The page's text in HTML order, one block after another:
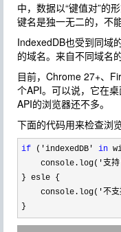
中，数据以“键值对”的
键名是独一无二的，不
IndexedDB也受到同域
的域名。来自不同域名
目前，Chrome 27+、
个API。可以说，它在
API的浏览器还不多。
下面的代码用来检查浏
if ('indexedDB' in
    console.log(
'支
} esle {
    console.log(
'不
}